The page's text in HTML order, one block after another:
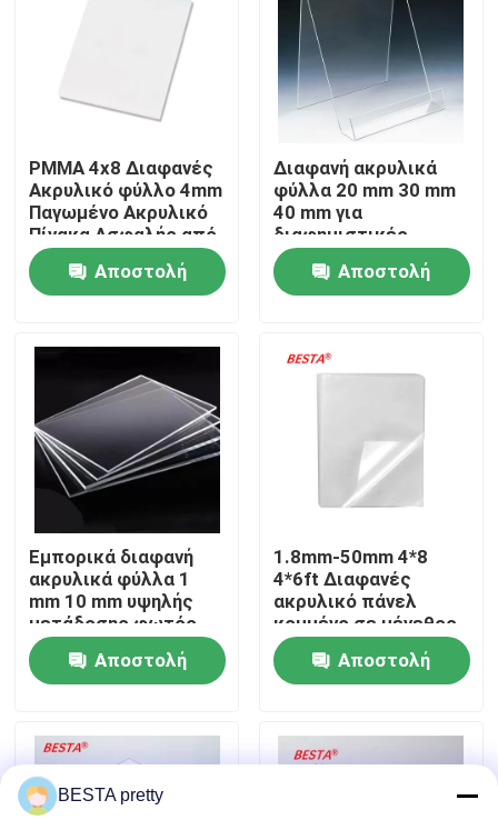
Σπίτι
Προϊόντα
Σχετικά με εμάς
Επισκέψεις στο εργοστάσιο
Έλεγχος ποιότητας
Επικοινωνήστε μαζί μας
Ειδήσεις
Υποθέσεις
Ζητήστε μια προσφορά
PMMA 4x8 Διαφανές
Ακρυλικό φύλλο 4mm
Παγωμένο Ακρυλικό
Πίνακα Ασφαλής από
Abrasion
Αποστολή
Διαφανή ακρυλικά
φύλλα 20 mm 30 mm
40 mm για
διαφημιστικές
πινακίδες
Αποστολή
Εμπορικά διαφανή
ακρυλικά φύλλα 1
mm 10 mm υψηλής
μετάδοσης φωτός
Αποστολή
1.8mm-50mm 4*8
4*6ft Διαφανές
ακρυλικό πάνελ
κομμένο σε μέγεθος
Διαφανές ακρυλικό
φύλλο Αποστολή
BESTA pretty